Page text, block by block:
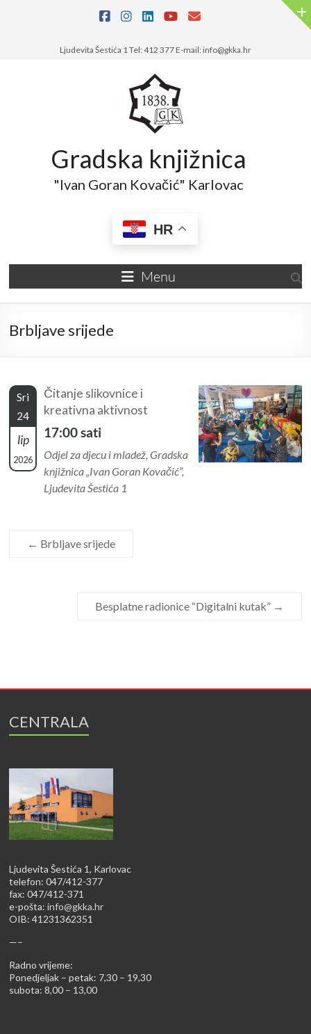
Ljudevita Šestića 1 Tel: 412 377 E-mail: info@gkka.hr
Gradska knjižnica
"Ivan Goran Kovačić" Karlovac
HR
Menu
Brbljave srijede
Sri
24
lip
2026
Čitanje slikovnice i
kreativna aktivnost
17:00 sati
Odjel za djecu i mladež, Gradska
knjižnica „Ivan Goran Kovačić”,
Ljudevita Šestića 1
← Brbljave srijede
Besplatne radionice “Digitalni kutak” →
CENTRALA
Ljudevita Šestića 1, Karlovac
telefon: 047/412-377
fax: 047/412-371
e-pošta:info@gkka.hr
OIB: 41231362351
—–
Radno vrijeme:
Ponedjeljak – petak: 7,30 – 19,30
subota: 8,00 – 13,00